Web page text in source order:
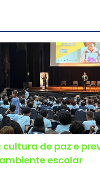
de paz e
escolar